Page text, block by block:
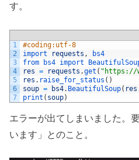
す。
1
2
3
4
5
6
7
#coding:utf-8
import
requests ,
bs4
from
bs4 import
res
= requests .get ( "https://
res . raise_for_status ( )
soup = bs4. BeautifulSoup( res
print ( soup)
エラーが出てしまいました。
います」とのこと。